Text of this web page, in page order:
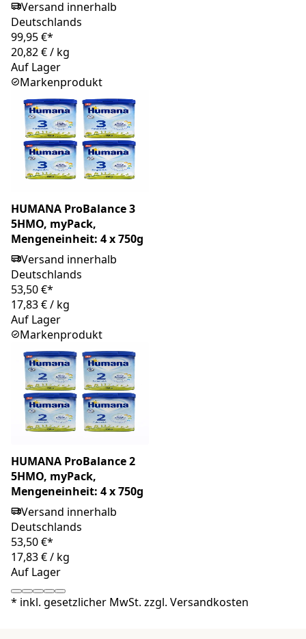
Versand innerhalb
Deutschlands
99,95 €*
20,82 €/ kg
Auf Lager
Markenprodukt
HUMANA ProBalance 3
5HMO, myPack,
Mengeneinheit: 4 x 750g
Versand innerhalb
Deutschlands
53,50 €*
17,83 €/ kg
Auf Lager
Markenprodukt
HUMANA ProBalance 2
5HMO, myPack,
Mengeneinheit: 4 x 750g
Versand innerhalb
Deutschlands
53,50 €*
17,83 €/ kg
Auf Lager
* inkl. gesetzlicher MwSt. zzgl. Versandkosten